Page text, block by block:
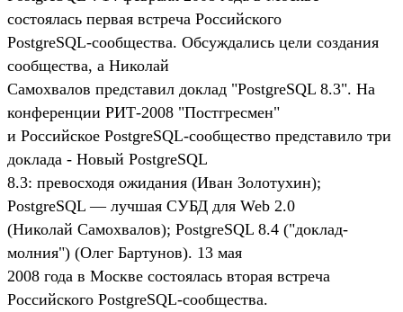
состоялась первая встреча Российского
PostgreSQL-сообщества. Обсуждались цели создания
сообщества, а Николай
Самохвалов представил доклад "PostgreSQL 8.3". На
конференции РИТ-2008 "Постгресмен"
и Российское PostgreSQL-сообщество представило три
доклада - Новый PostgreSQL
8.3: превосходя ожидания (Иван Золотухин);
PostgreSQL — лучшая СУБД для Web 2.0
(Николай Самохвалов); PostgreSQL 8.4 ("доклад-
молния") (Олег Бартунов). 13 мая
2008 года в Москве состоялась вторая встреча
Российского PostgreSQL-сообщества.